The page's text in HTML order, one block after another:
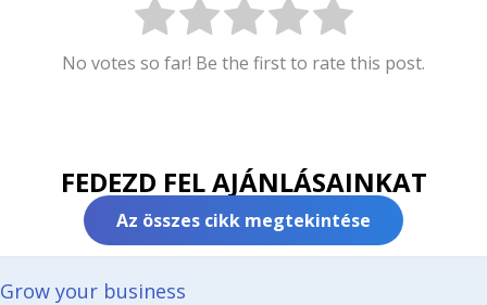
No votes so far! Be the first to rate this post.
FEDEZD FEL AJÁNLÁSAINKAT
Az összes cikk megtekintése
Grow your business​